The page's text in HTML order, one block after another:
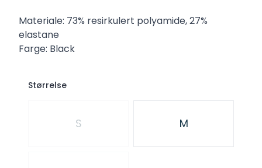
Materiale: 73% resirkulert polyamide, 27%
elastane
Farge: Black
Størrelse
S M